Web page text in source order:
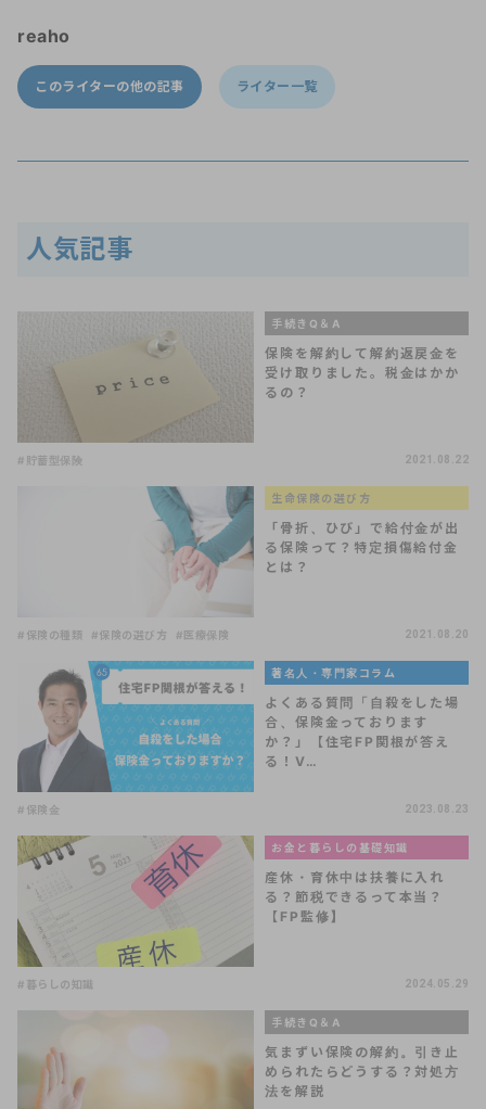
reaho
このライターの他の記事 ライター一覧
人気記事
手続きQ＆A
保険を解約して解約返戻金を
受け取りました。税金はかか
るの？
#貯蓄型保険 2021.08.22
生命保険の選び方
「骨折、ひび」で給付金が出
る保険って？特定損傷給付金
とは？
#保険の種類 #保険の選び方 #医療保険 2021.08.20
著名人・専門家コラム
よくある質問「自殺をした場
合、保険金っております
か？」【住宅FP関根が答え
る！V…
#保険金 2023.08.23
お金と暮らしの基礎知識
産休・育休中は扶養に入れ
る？節税できるって本当？
【FP監修】
#暮らしの知識 2024.05.29
手続きQ＆A
気まずい保険の解約。引き止
められたらどうする？対処方
法を解説